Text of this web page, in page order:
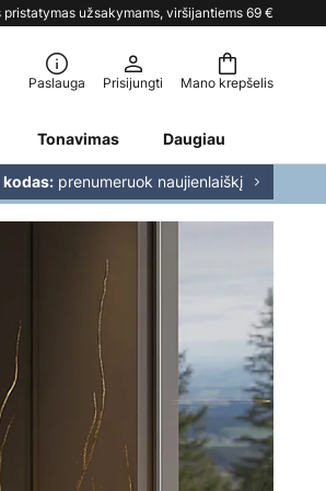
pristatymas užsakymams, viršijantiems 69 €
Mano krepšelis
Paslauga Prisijungti
Tonavimas Daugiau
kodas: prenumeruok naujienlaiškį